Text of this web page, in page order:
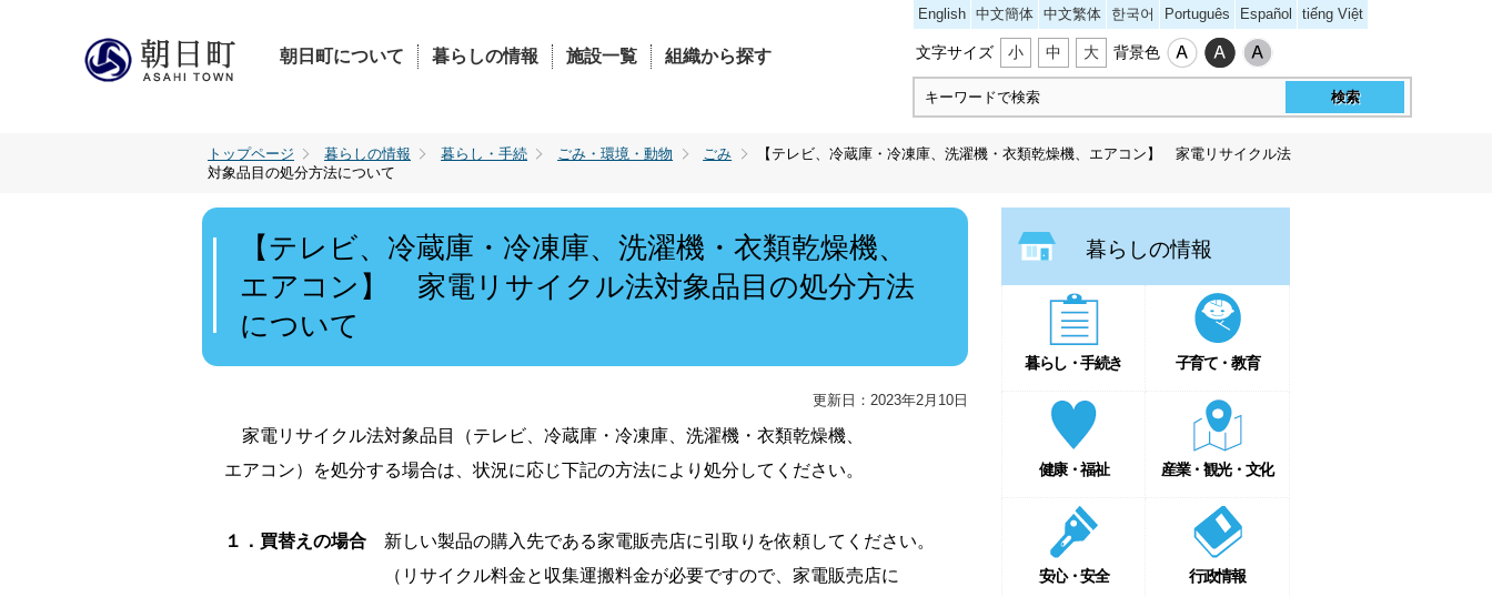
朝日町について 暮らしの情報 施設一覧 組織から探す
English 中文簡体 中文繁体 한국어 Português Español tiếng Việt
文字サイズ 小 中 大 背景色
トップページ 暮らしの情報 暮らし・手続 ごみ・環境・動物 ごみ
【テレビ、冷蔵庫・冷凍庫、洗濯機・衣類乾燥機、エアコン】 家電リサイクル法
対象品目の処分方法について
【テレビ、冷蔵庫・冷凍庫、洗濯機・衣類乾燥機、
エアコン】 家電リサイクル法対象品目の処分方法
について
更新日：2023年2月10日
家電リサイクル法対象品目（テレビ、冷蔵庫・冷凍庫、洗濯機・衣類乾燥機、
エアコン）を処分する場合は、状況に応じ下記の方法により処分してください。
１．買替えの場合 新しい製品の購入先である家電販売店に引取りを依頼してください。
（リサイクル料金と収集運搬料金が必要ですので、家電販売店に
暮らしの情報
暮らし・手続き 子育て・教育
健康・福祉 産業・観光・文化
安心・安全 行政情報